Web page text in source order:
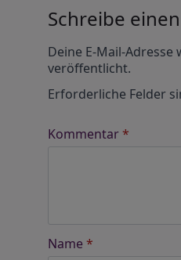
Schreibe
Deine E-Mail-Adresse
veröffentlicht.
Erforderliche Felder
Kommentar*
Name *